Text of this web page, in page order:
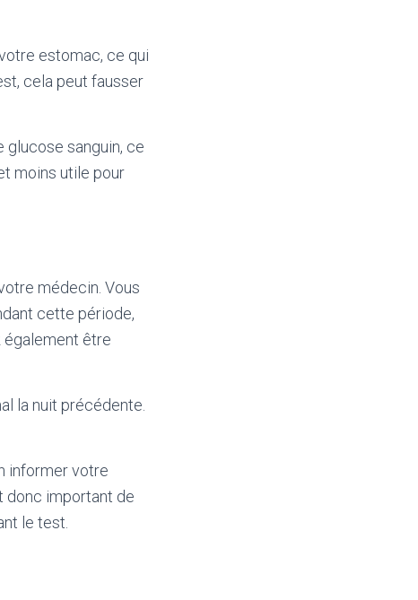
estomac, ce qui
cela peut fausser
glucose sanguin, ce
moins utile pour
médecin. Vous
cette période,
également être
la nuit précédente.
informer votre
donc important de
le test.